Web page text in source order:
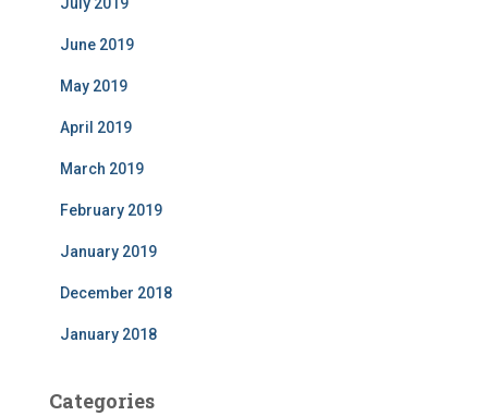
June 2019
May 2019
April 2019
March 2019
February 2019
January 2019
December 2018
January 2018
Categories